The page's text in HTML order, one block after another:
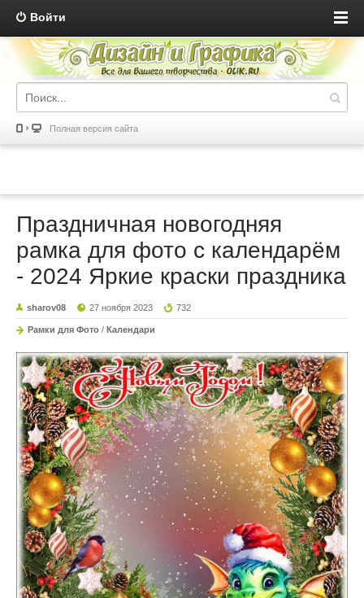
Войти
Полная версия сайта
Праздничная новогодняя
рамка для фото с календарём
- 2024 Яркие краски праздника
sharov08 27 ноября 2023 732
Рамки для Фото / Календари